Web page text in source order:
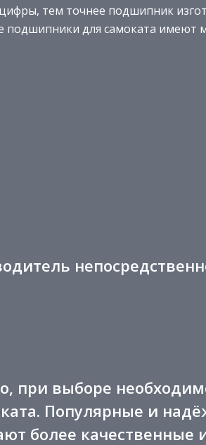
тем точнее подшипник
подшипники для самоката имеют
при выборе
Популярные и
более качественные